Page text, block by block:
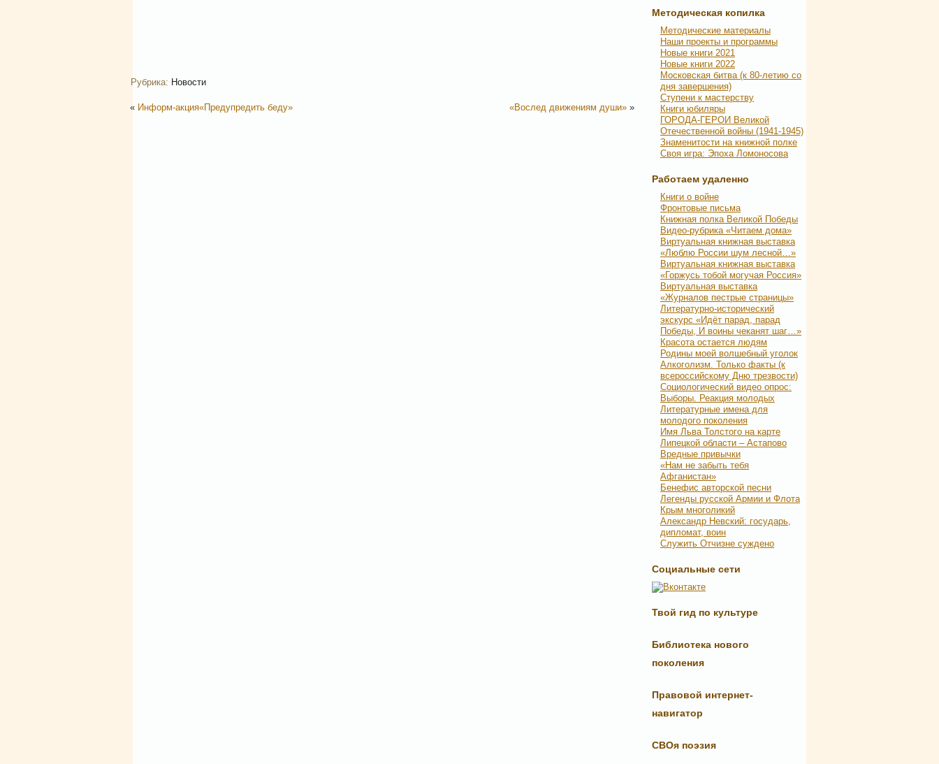
Рубрика: Новости
« Информ-акция«Предупредить беду» «Вослед движениям души» »
Методическая копилка
Методические материалы
Наши проекты и программы
Новые книги 2021
Новые книги 2022
Московская битва (к 80-летию со
дня завершения)
Ступени к мастерству
Книги юбиляры
ГОРОДА-ГЕРОИ Великой
Отечественной войны (1941-1945)
Знаменитости на книжной полке
Своя игра: Эпоха Ломоносова
Работаем удаленно
Книги о войне
Фронтовые письма
Книжная полка Великой Победы
Видео-рубрика «Читаем дома»
Виртуальная книжная выставка
«Люблю России шум лесной…»
Виртуальная книжная выставка
«Горжусь тобой могучая Россия»
Виртуальная выставка
«Журналов пестрые страницы»
Литературно-исторический
экскурс «Идёт парад, парад
Победы, И воины чеканят шаг…»
Красота остается людям
Родины моей волшебный уголок
Алкоголизм. Только факты (к
всероссийскому Дню трезвости)
Социологический видео опрос:
Выборы. Реакция молодых
Литературные имена для
молодого поколения
Имя Льва Толстого на карте
Липецкой области – Астапово
Вредные привычки
«Нам не забыть тебя
Афганистан»
Бенефис авторской песни
Легенды русской Армии и Флота
Крым многоликий
Александр Невский: государь,
дипломат, воин
Служить Отчизне суждено
Социальные сети
Твой гид по культуре
Библиотека нового
поколения
Правовой интернет-
навигатор
СВОя поэзия